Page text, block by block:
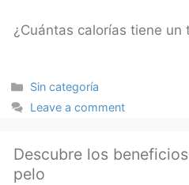
¿Cuántas calorías tiene un
Categories
Sin categoría
Leave a comment
Descubre los
pelo